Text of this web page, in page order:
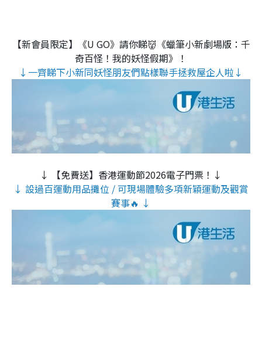
【新會員限定】《U GO》請你睇👹《蠟筆小新劇場版：千
奇百怪！我的妖怪假期》！
↓一齊睇下小新同妖怪朋友們點樣聯手拯救屋企人啦↓
↓ 【免費送】香港運動節2026電子門票！↓
↓ 設過百運動用品攤位 / 可現場體驗多項新穎運動及觀賞
賽事🔥 ↓